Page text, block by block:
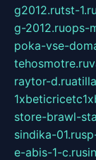
g2012.rutst-1.ru
g-2012.ruops-
poka-vse-
tehosmotre.ru
raytor-d.ru
store-brawl-
sindika-01.ru
e-abis-1-c.ru